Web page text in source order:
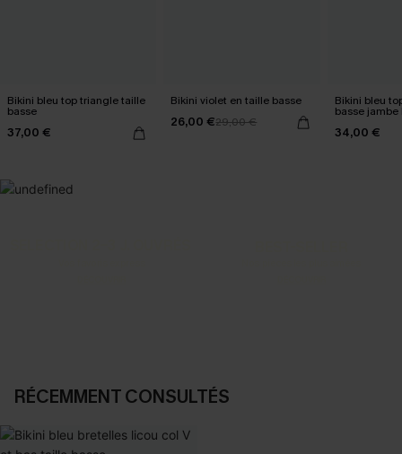
Bikini bleu top triangle taille
basse
37,00 €
Bikini violet en taille basse
26,00 €29,00 €
Bikini bleu
basse jambe
34,00 €
RÉCEMMENT CONSULTÉS